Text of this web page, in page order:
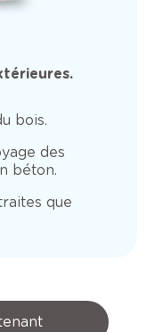
bois.
des
béton.
que